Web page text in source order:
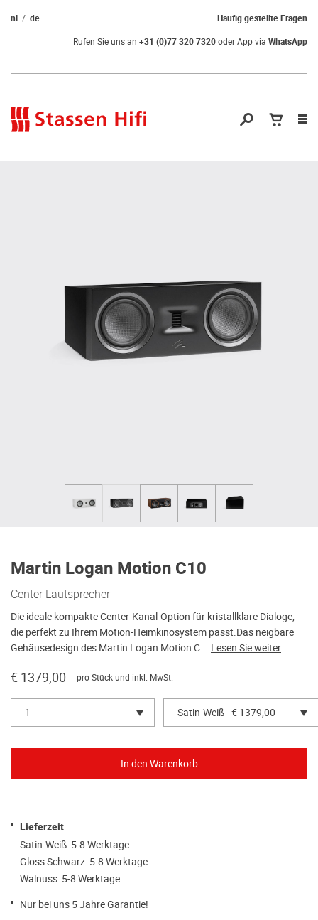
Häufig gestellte Fragen
nl de
Rufen Sie uns an +31 (0)77 320 7320oder App via WhatsApp
Martin Logan Motion C10
Center Lautsprecher
Die ideale kompakte Center-Kanal-Option für kristallklare Dialoge,
die perfekt zu Ihrem Motion-Heimkinosystem passt.Das neigbare
Gehäusedesign des Martin Logan Motion C... Lesen Sie weiter
€ 1379,00 pro Stück und inkl. MwSt.
1 Satin-Weiß - € 1379,00
Lieferzeit
Satin-Weiß: 5-8 Werktage
Gloss Schwarz: 5-8 Werktage
Walnuss: 5-8 Werktage
Nur bei uns 5 Jahre Garantie!